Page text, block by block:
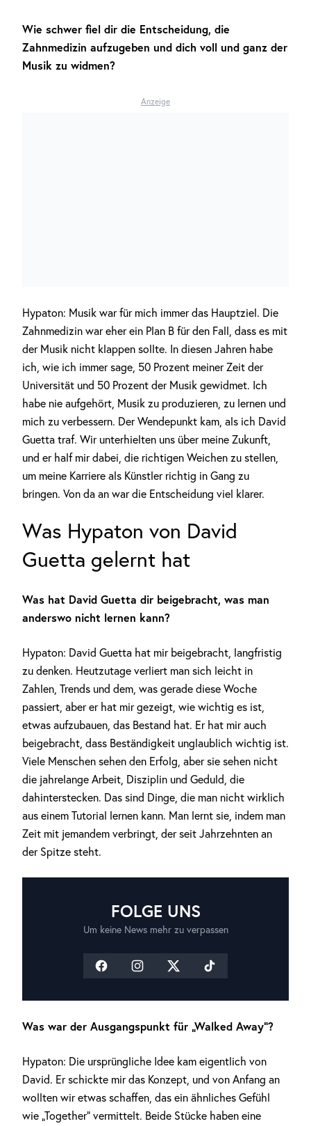
Wie schwer fiel dir die Entscheidung, die
Zahnmedizin aufzugeben und dich voll und ganz der
Musik zu widmen?
Anzeige
Hypaton: Musik war für mich immer das Hauptziel. Die
Zahnmedizin war eher ein Plan B für den Fall, dass es mit
der Musik nicht klappen sollte. In diesen Jahren habe
ich, wie ich immer sage, 50 Prozent meiner Zeit der
Universität und 50 Prozent der Musik gewidmet. Ich
habe nie aufgehört, Musik zu produzieren, zu lernen und
mich zu verbessern. Der Wendepunkt kam, als ich David
Guetta traf. Wir unterhielten uns über meine Zukunft,
und er half mir dabei, die richtigen Weichen zu stellen,
um meine Karriere als Künstler richtig in Gang zu
bringen. Von da an war die Entscheidung viel klarer.
Was Hypaton von David
Guetta gelernt hat
Was hat David Guetta dir beigebracht, was man
anderswo nicht lernen kann?
Hypaton: David Guetta hat mir beigebracht, langfristig
zu denken. Heutzutage verliert man sich leicht in
Zahlen, Trends und dem, was gerade diese Woche
passiert, aber er hat mir gezeigt, wie wichtig es ist,
etwas aufzubauen, das Bestand hat. Er hat mir auch
beigebracht, dass Beständigkeit unglaublich wichtig ist.
Viele Menschen sehen den Erfolg, aber sie sehen nicht
die jahrelange Arbeit, Disziplin und Geduld, die
dahinterstecken. Das sind Dinge, die man nicht wirklich
aus einem Tutorial lernen kann. Man lernt sie, indem man
Zeit mit jemandem verbringt, der seit Jahrzehnten an
der Spitze steht.
FOLGE UNS
Um keine News mehr zu verpassen
Was war der Ausgangspunkt für „Walked Away“?
Hypaton: Die ursprüngliche Idee kam eigentlich von
David. Er schickte mir das Konzept, und von Anfang an
wollten wir etwas schaffen, das ein ähnliches Gefühl
wie „Together“ vermittelt. Beide Stücke haben eine